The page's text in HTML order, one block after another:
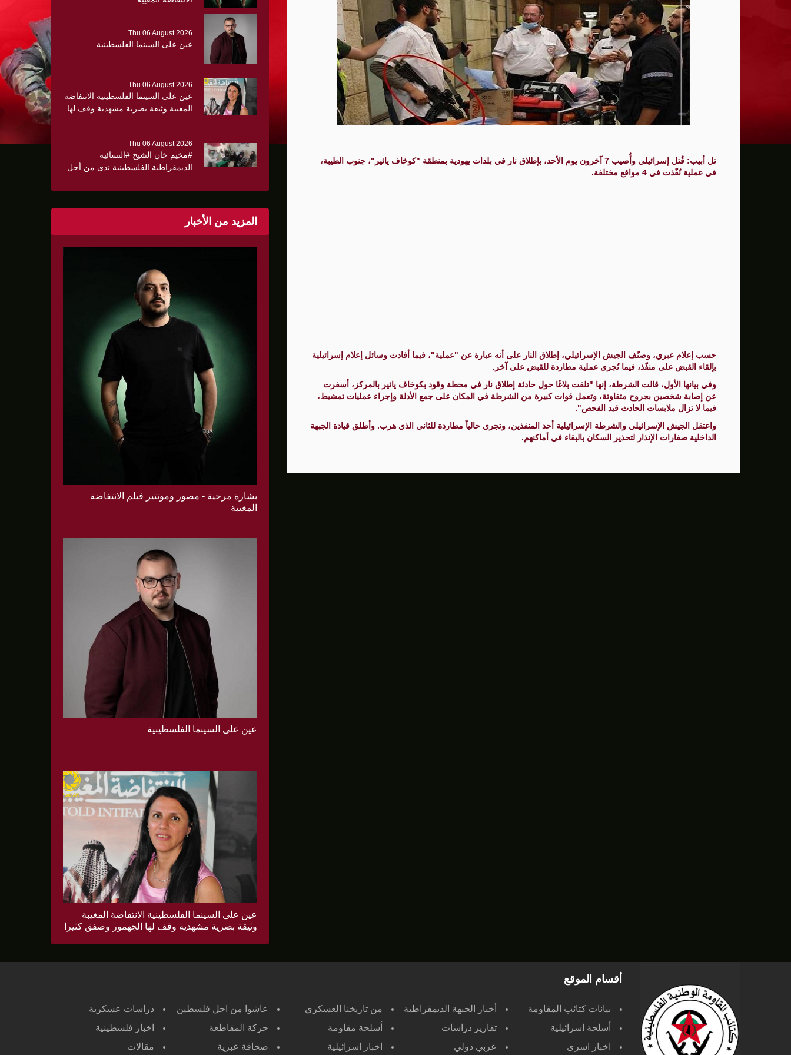
ترامب: يحذر من سيطرة الديمقراطيين على الكونغرس..ويرغب في اتفاق مع إيران
حماية الصحافيين تكرّم الصحافية كريستينا عاصي التي أصيبت بقصف إسرائيلي
فانس يؤكد وجود اختلافات في الرأي مع نتنياهو..,المفاوضات مع إيران "معقدة"
إيران تهدد بمهاجمة دول الخليج إذا تعرضت لهجمات أمريكية جديدة
ن.تايمز: مشرعون أمريكيون يسعون لشراكة عسكرية مع إسرائيل
الـFBI فتح تحقيقا لمعرفة ما إذا كان ترامب "عميلا روسيا" بعد إقالته جيمس كومي
بشارة مرجية - مصور ومونتير فيلم الانتفاضة المغيبة
تل أبيب: قُتل إسرائيلي وأُصيب 7 آخرون يوم الأحد، بإطلاق نار في بلدات يهودية بمنطقة "كوخاف يائير"، جنوب الطيبة،
في عملية نُفّذت في 4 مواقع مختلفة.
حسب إعلام عبري، وصنّف الجيش الإسرائيلي، إطلاق النار على أنه عبارة عن "عملية"، فيما أفادت وسائل إعلام إسرائيلية
بإلقاء القبض على منفّذ، فيما تُجرى عملية مطاردة للقبض على آخر.
وفي بيانها الأول، قالت الشرطة، إنها "تلقت بلاغًا حول حادثة إطلاق نار في محطة وقود بكوخاف يائير بالمركز، أسفرت
عن إصابة شخصين بجروح متفاوتة، وتعمل قوات كبيرة من الشرطة في المكان على جمع الأدلة وإجراء عمليات تمشيط،
فيما لا تزال ملابسات الحادث قيد الفحص".
واعتقل الجيش الإسرائيلي والشرطة الإسرائيلية أحد المنفذين، وتجري حالياً مطاردة للثاني الذي هرب. وأطلق قيادة الجبهة
الداخلية صفارات الإنذار لتحذير السكان بالبقاء في أماكنهم.
Thu 06 August 2026
عين على السينما الفلسطينية
Thu 06 August 2026
عين على السينما الفلسطينية الانتفاضة
المغيبة وثيقة بصرية مشهدية وقف لها
Thu 06 August 2026
#مخيم خان الشيح #النسائية
الديمقراطية الفلسطينية ندى من أجل
صحية عن ألتهاب الكبد وتوزّع
المزيد من الأخبار
بشارة مرجية - مصور ومونتير فيلم الانتفاضة
المغيبة
عين على السينما الفلسطينية
عين على السينما الفلسطينية الانتفاضة المغيبة
وثيقة بصرية مشهدية وقف لها الجهمور وصفق كثيرا
أقسام الموقع
بيانات كتائب المقاومة أخبار الجبهة الديمقراطية من تاريخنا العسكري عاشوا من اجل فلسطين
دراسات عسكرية
أسلحة اسرائيلية
تقارير دراسات أسلحة مقاومة حركة المقاطعة
اخبار فلسطينية
اخبار اسرى
عربي دولي اخبار اسرائيلية صحافة عبرية مقالات